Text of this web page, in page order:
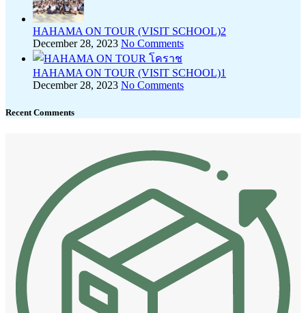
HAHAMA ON TOUR (VISIT SCHOOL)2
December 28, 2023 No Comments
HAHAMA ON TOUR (VISIT SCHOOL)1
December 28, 2023 No Comments
Recent Comments